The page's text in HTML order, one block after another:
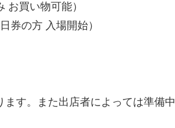
お買い物可能）
の方 入場開始）
す。また出店者によっては準備中